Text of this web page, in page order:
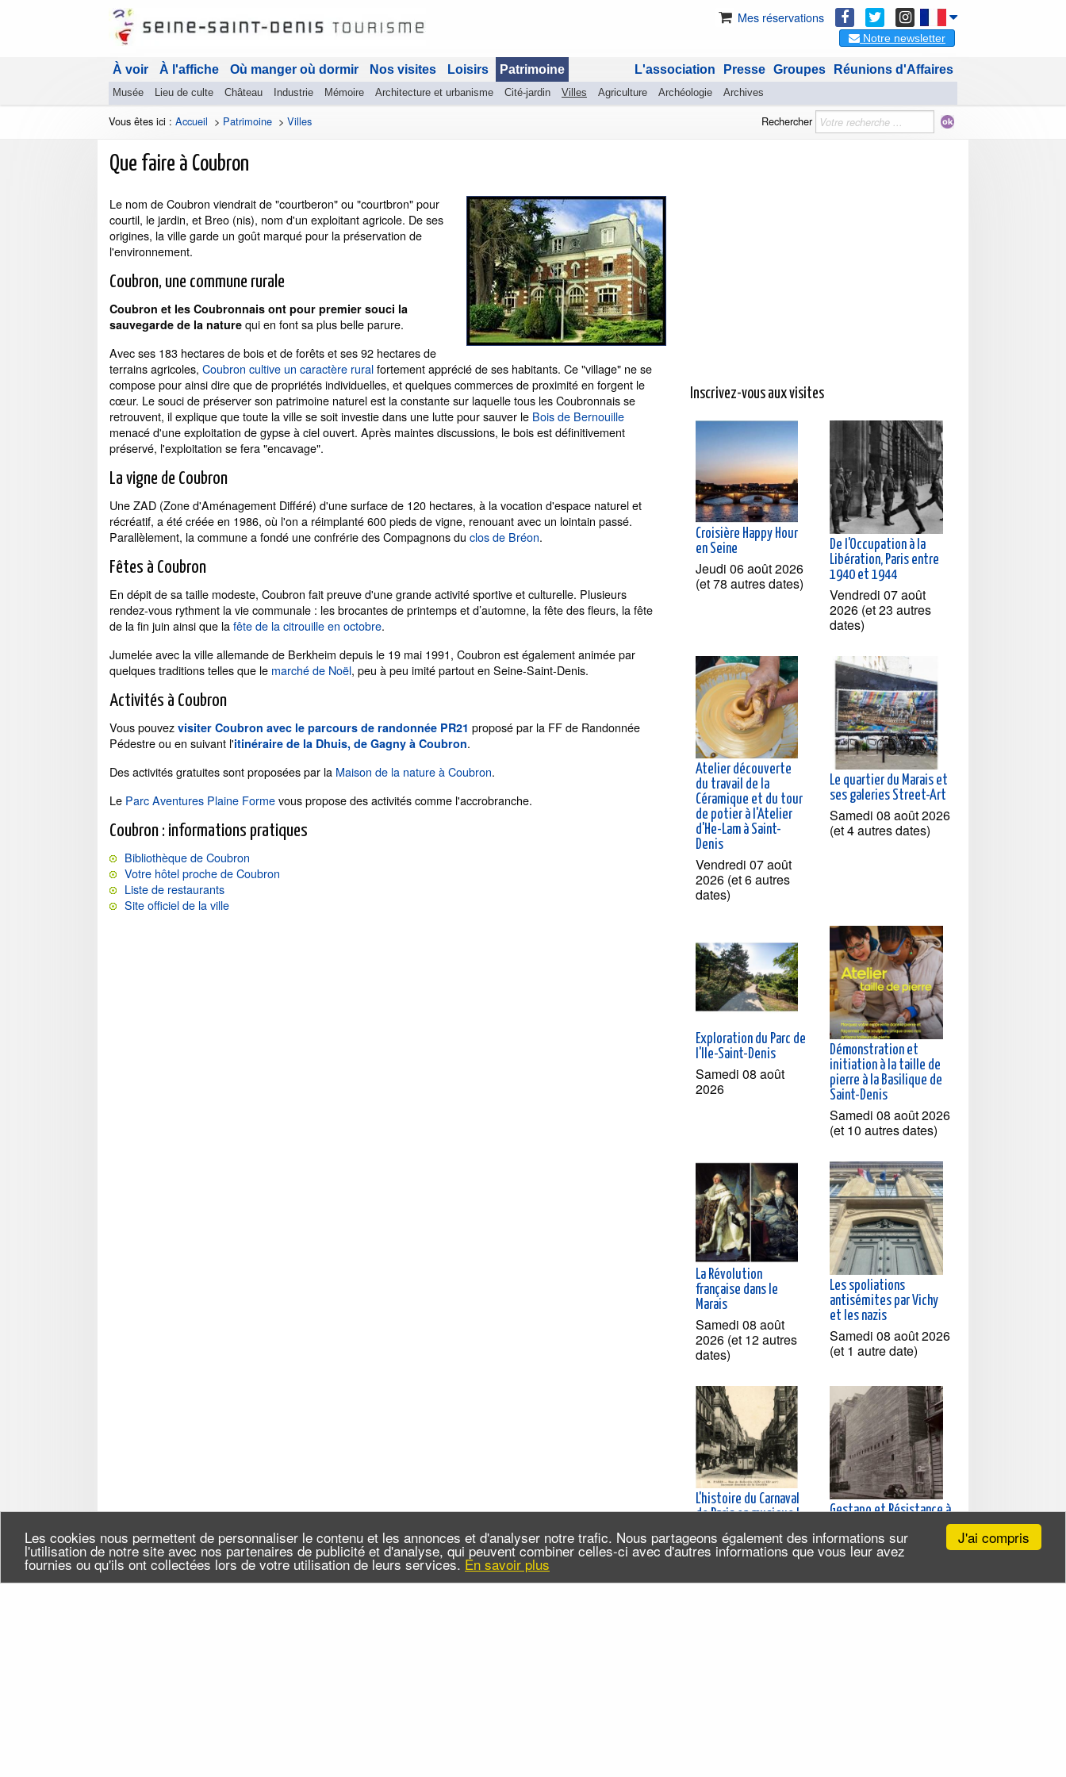
J'ai compris
Les cookies nous permettent de personnaliser le contenu et les annonces et d'analyser notre trafic. Nous partageons également des informations sur
l'utilisation de notre site avec nos partenaires de publicité et d'analyse, qui peuvent combiner celles-ci avec d'autres informations que vous leur avez
fournies ou qu'ils ont collectées lors de votre utilisation de leurs services. En savoir plus
Mes réservations
Notre newsletter
À voir À l'affiche Où manger où dormir Nos visites Loisirs Patrimoine
Musée Lieu de culte Château Industrie Mémoire Architecture et urbanisme Cité-jardin Villes Agriculture Archéologie Archives
Réunions d'Affaires
Groupes
Presse
L'association
Vous êtes ici : Accueil > Patrimoine > Villes Rechercher
Que faire à Coubron
Le nom de Coubron viendrait de "courtberon" ou "courtbron" pour
courtil, le jardin, et Breo (nis), nom d'un exploitant agricole. De ses
origines, la ville garde un goût marqué pour la préservation de
l'environnement.
Coubron, une commune rurale
Coubron et les Coubronnais ont pour premier souci la
sauvegarde de la nature qui en font sa plus belle parure.
Avec ses 183 hectares de bois et de forêts et ses 92 hectares de
terrains agricoles, Coubron cultive un caractère ruralfortement apprécié de ses habitants. Ce "village" ne se
compose pour ainsi dire que de propriétés individuelles, et quelques commerces de proximité en forgent le
cœur. Le souci de préserver son patrimoine naturel est la constante sur laquelle tous les Coubronnais se
retrouvent, il explique que toute la ville se soit investie dans une lutte pour sauver le Bois de Bernouille
menacé d'une exploitation de gypse à ciel ouvert. Après maintes discussions, le bois est définitivement
préservé, l'exploitation se fera "encavage".
La vigne de Coubron
Une ZAD (Zone d'Aménagement Différé) d'une surface de 120 hectares, à la vocation d'espace naturel et
récréatif, a été créée en 1986, où l'on a réimplanté 600 pieds de vigne, renouant avec un lointain passé.
Parallèlement, la commune a fondé une confrérie des Compagnons du clos de Bréon.
Fêtes à Coubron
En dépit de sa taille modeste, Coubron fait preuve d'une grande activité sportive et culturelle. Plusieurs
rendez-vous rythment la vie communale : les brocantes de printemps et d’automne, la fête des fleurs, la fête
de la fin juin ainsi que lafête de la citrouille en octobre.
Jumelée avec la ville allemande de Berkheim depuis le 19 mai 1991, Coubron est également animée par
quelques traditions telles que le marché de Noël, peu à peu imité partout en Seine-Saint-Denis.
Activités à Coubron
Vous pouvez visiter Coubron avec le parcours de randonnée PR21 proposé par la FF de Randonnée
Pédestre ou en suivant l'itinéraire de la Dhuis, de Gagny à Coubron.
Des activités gratuites sont proposées par la Maison de la nature à Coubron.
Le Parc Aventures Plaine Formevous propose des activités comme l'accrobranche.
Coubron : informations pratiques
Bibliothèque de Coubron
Votre hôtel proche de Coubron
Liste de restaurants
Site officiel de la ville
Inscrivez-vous aux visites
Croisière Happy Hour
en Seine
Jeudi 06 août 2026
(et 78 autres dates)
De l'Occupation à la
Libération, Paris entre
1940 et 1944
Vendredi 07 août
2026 (et 23 autres
dates)
Atelier découverte
du travail de la
Céramique et du tour
de potier à l'Atelier
d'He-Lam à Saint-
Denis
Vendredi 07 août
2026 (et 6 autres
dates)
Le quartier du Marais et
ses galeries Street-Art
Samedi 08 août 2026
(et 4 autres dates)
Exploration du Parc de
l'Ile-Saint-Denis
Samedi 08 août
2026
Démonstration et
initiation à la taille de
pierre à la Basilique de
Saint-Denis
Samedi 08 août 2026
(et 10 autres dates)
La Révolution
française dans le
Marais
Samedi 08 août
2026 (et 12 autres
dates)
Les spoliations
antisémites par Vichy
et les nazis
Samedi 08 août 2026
(et 1 autre date)
L'histoire du Carnaval
de Paris en musique !
Samedi 08 août
2026 (et 1 autre
Gestapo et Résistance à
Samedi 08 août 2026
(et 8 autres dates)